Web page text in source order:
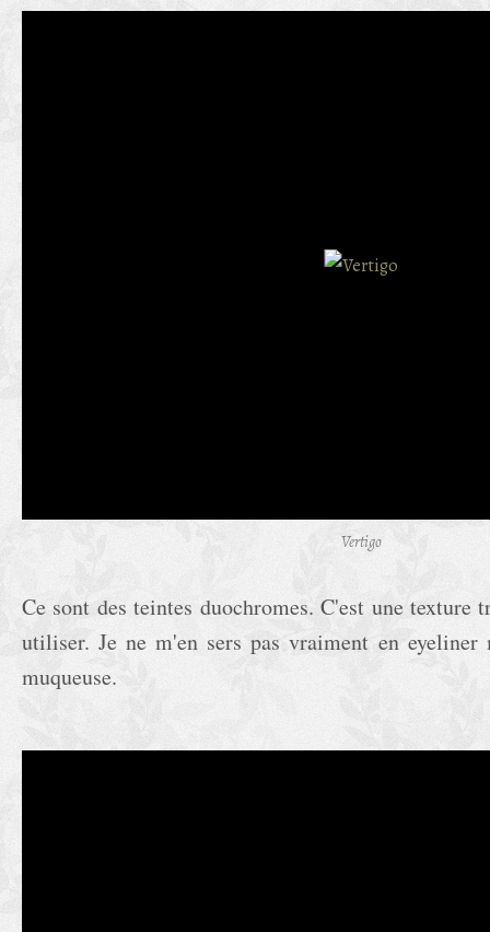
Vertigo
Ce sont des teintes duochromes. C'est une texture
utiliser. Je ne m'en sers pas vraiment en
muqueuse.